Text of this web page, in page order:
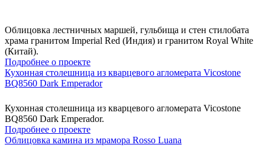
Облицовка лестничных маршей, гульбища и стен стилобата
храма гранитом Imperial Red (Индия) и гранитом Royal White
(Китай).
Подробнее о проекте
Кухонная столешница из кварцевого агломерата Vicostone
BQ8560 Dark Emperador
Кухонная столешница из кварцевого агломерата Vicostone
BQ8560 Dark Emperador.
Подробнее о проекте
Облицовка камина из мрамора Rosso Luana